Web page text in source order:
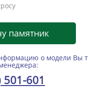
памятник
о модели Вы
501-601